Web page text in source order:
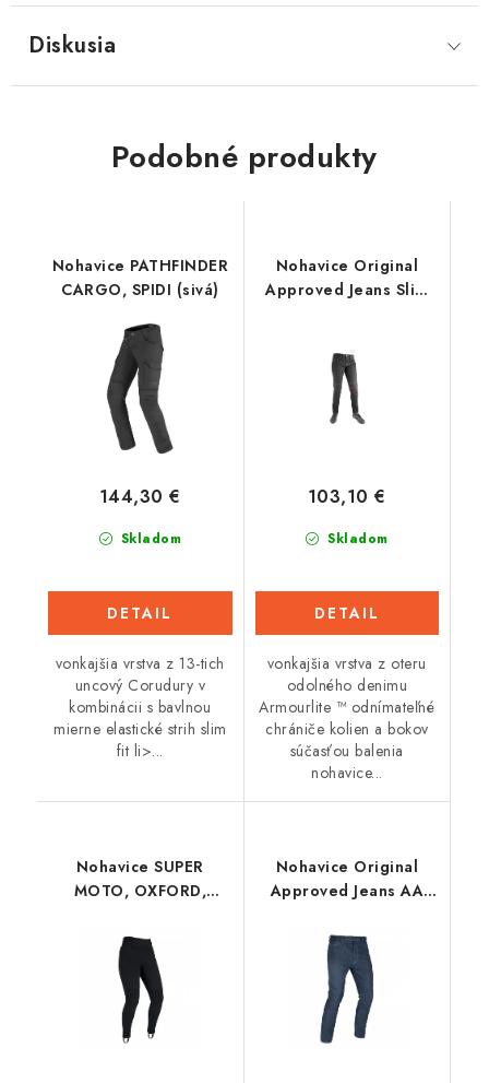
Diskusia
Podobné produkty
Nohavice PATHFINDER
CARGO, SPIDI (sivá)
Skladom
144,30 €
DETAIL
vonkajšia vrstva z 13-tich
uncový Corudury v
kombinácii s bavlnou
mierne elastické strih slim
fit li>...
Nohavice Original
Approved Jeans Slim
Skladom
103,10 €
DETAIL
vonkajšia vrstva z oteru
odolného denimu
Armourlite ™ odnímateľné
chrániče kolien a bokov
súčasťou balenia
nohavice...
Nohavice SUPER
MOTO, OXFORD,
Aramidovou
podšívkou, čierne)
Nohavice Original
Approved Jeans AA
pánske (tmavo modrá
indigo)